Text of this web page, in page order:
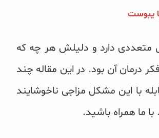
شور
و سرکه‌‌ها
روغن زیتون
متعددی دارد و دلیلش هر چه که
درمان آن بود. در این مقاله چند
با این مشکل مزاجی ناخوشایند
ما همراه باشید.